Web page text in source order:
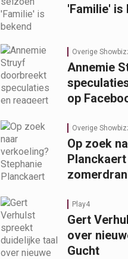
'Familie' is
Overige
Annemie
op
Overige
Op zoek
Play4
Gert
over
Gucht